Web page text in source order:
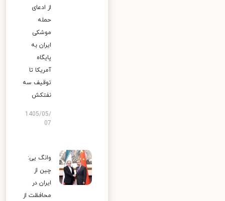
از ادعای
حمله
موشکی
ایران به
پایگاه
آمریکا تا
توقیف سه
نفتکش
1405/05/
07
وانگ یی:
چین از
ایران در
محافظت از